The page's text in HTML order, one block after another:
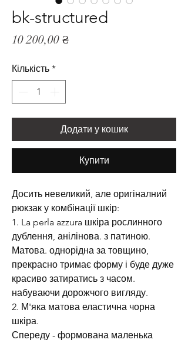
bk-structured
10 200,00 ₴Ціна
Кількість *
Додати у кошик
Купити
Досить невеликий, але оригіналний
рюкзак у комбінації шкір:
1. La perla azzura шкіра рослинного
дублення, анілінова. з патиною.
Матова. однорідна за товщино,
прекрасно тримає форму і буде дуже
красиво затиратись з часом.
набуваючи дорожчого вигляду.
2. М'яка матова еластична чорна
шкіра.
Спереду - формована маленька